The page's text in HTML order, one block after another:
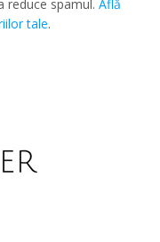
reduce spamul.Află
tale.